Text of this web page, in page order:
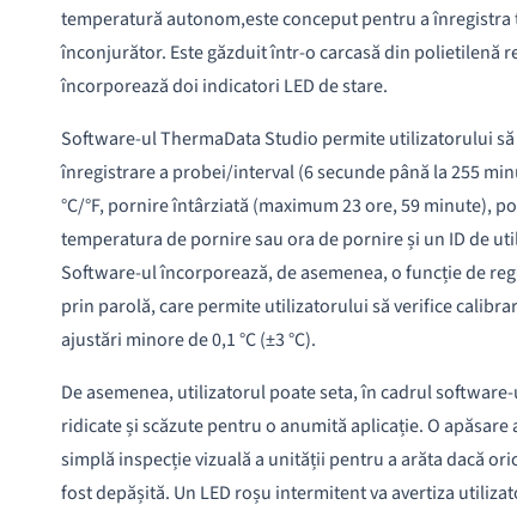
temperatură autonom,este conceput pentru a
înconjurător. Este găzduit într-o carcasă din polietilenă
încorporează doi indicatori LED de stare.
Software-ul ThermaData Studio permite utilizatorului
înregistrare a probei/interval (6 secunde până la 255
°C/°F, pornire întârziată (maximum 23 ore, 59 minute),
temperatura de pornire sau ora de pornire și un ID de
Software-ul încorporează, de asemenea, o funcție de
prin parolă, care permite utilizatorului să verifice
ajustări minore de 0,1 °C (±3 °C).
De asemenea, utilizatorul poate seta, în cadrul
ridicate și scăzute pentru o anumită aplicație. O
simplă inspecție vizuală a unității pentru a arăta dacă
fost depășită. Un LED roșu intermitent va avertiza